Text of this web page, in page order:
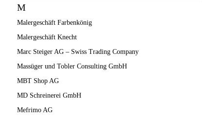
M
Malergeschäft Farbenkönig
Malergeschäft Knecht
Marc Steiger AG – Swiss Trading Company
Massüger und Tobler Consulting GmbH
MBT Shop AG
MD Schreinerei GmbH
Mefrimo AG